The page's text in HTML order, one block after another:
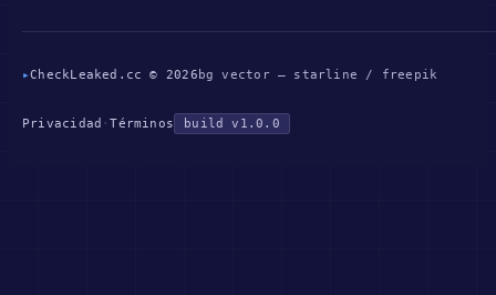
▸CheckLeaked.cc © 2026 bg vector — starline / freepik
Privacidad ·Términos build v1.0.0